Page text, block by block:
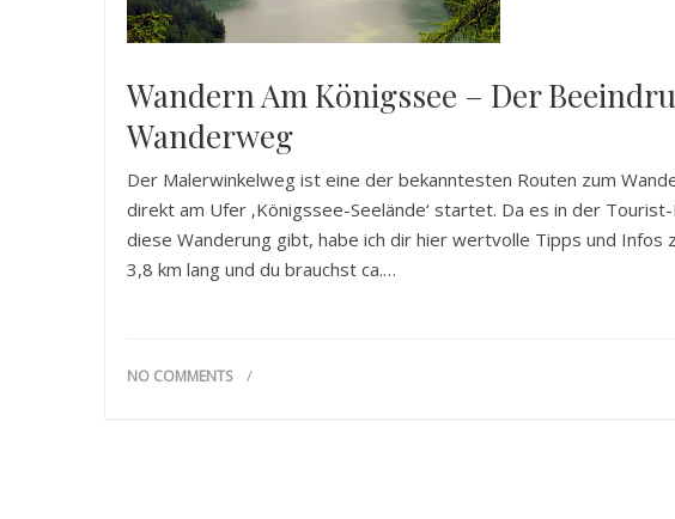
Wandern Am Königssee – Der
Wanderweg
Der Malerwinkelweg ist eine der bekanntesten Routen zum
direkt am Ufer ‚Königssee-Seelände‘ startet. Da es in der
diese Wanderung gibt, habe ich dir hier wertvolle Tipps und
3,8 km lang und du brauchst ca.…
NO COMMENTS